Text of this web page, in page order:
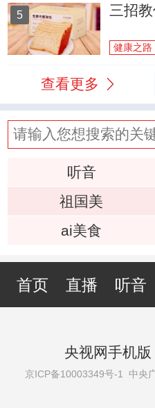
5 三招
健康之路
查看更多
听音
祖国美
ai美食
首页 直播 听音
央视网手机版
京ICP备10003349号-1 中央